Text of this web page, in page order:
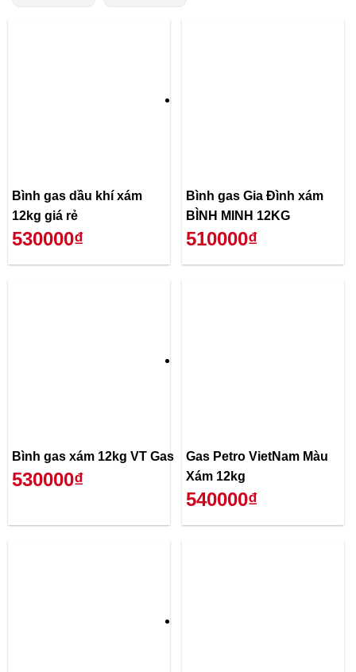
Bình gas dầu khí xám
12kg giá rẻ
530000₫
Bình gas Gia Đình xám
BÌNH MINH 12KG
510000₫
Bình gas xám 12kg VT Gas
530000₫
Gas Petro VietNam Màu
Xám 12kg
540000₫